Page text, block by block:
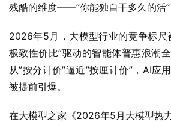
残酷的维度——”你能独自干多久的活”
2026年5月，大模型行业的竞争标尺
极致性价比”驱动的智能体普惠浪潮
从”按分计价”逼近”按厘计价”，AI应
被提前引爆。
在大模型之家《2026年5月大模型热